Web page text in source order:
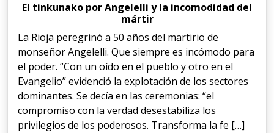
El tinkunako por Angelelli y la incomodidad del
mártir
La Rioja peregrinó a 50 años del martirio de
monseñor Angelelli. Que siempre es incómodo para
el poder. “Con un oído en el pueblo y otro en el
Evangelio” evidenció la explotación de los sectores
dominantes. Se decía en las ceremonias: “el
compromiso con la verdad desestabiliza los
privilegios de los poderosos. Transforma la fe […]